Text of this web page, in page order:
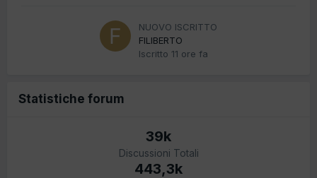
NUOVO ISCRITTO
FILIBERTO
Iscritto 11 ore fa
Statistiche forum
39k
Discussioni Totali
443,3k